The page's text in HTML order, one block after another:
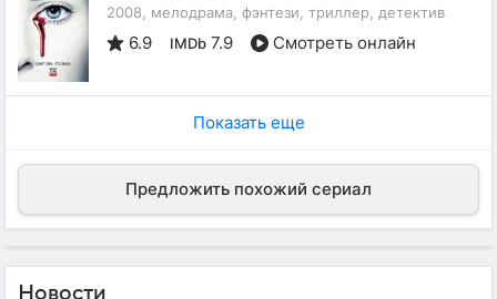
2008, мелодрама, фэнтези, триллер, детектив
6.9 IMDb 7.9 Смотреть онлайн
Показать еще
Предложить похожий сериал
Новости